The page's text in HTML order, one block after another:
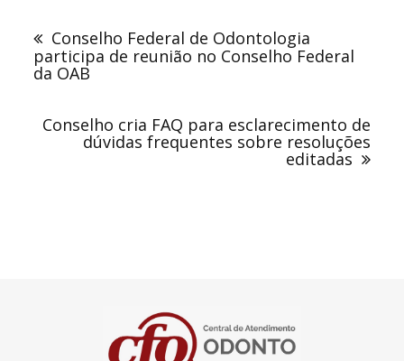
PostConselho Federal de Odontologia
participa de reunião no Conselho Federal
da OAB
Conselho cria FAQ para esclarecimento de
dúvidas frequentes sobre resoluções
editadas